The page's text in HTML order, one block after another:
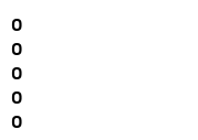
0
0
0
0
0